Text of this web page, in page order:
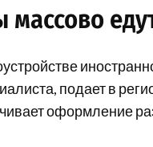
подает в
оформление